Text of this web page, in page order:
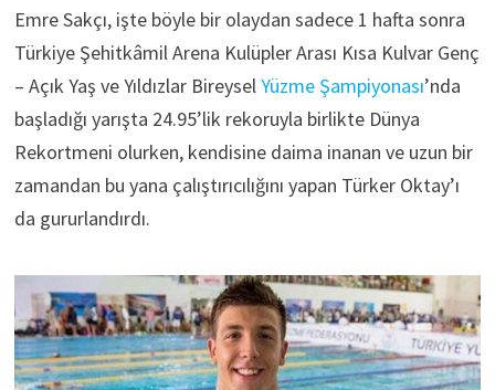
Emre Sakçı, işte böyle bir olaydan sadece 1 hafta sonra
Türkiye Şehitkâmil Arena Kulüpler Arası Kısa Kulvar Genç
– Açık Yaş ve Yıldızlar BireyselYüzme Şampiyonası’nda
başladığı yarışta 24.95’lik rekoruyla birlikte Dünya
Rekortmeni olurken, kendisine daima inanan ve uzun bir
zamandan bu yana çalıştırıcılığını yapan Türker Oktay’ı
da gururlandırdı.